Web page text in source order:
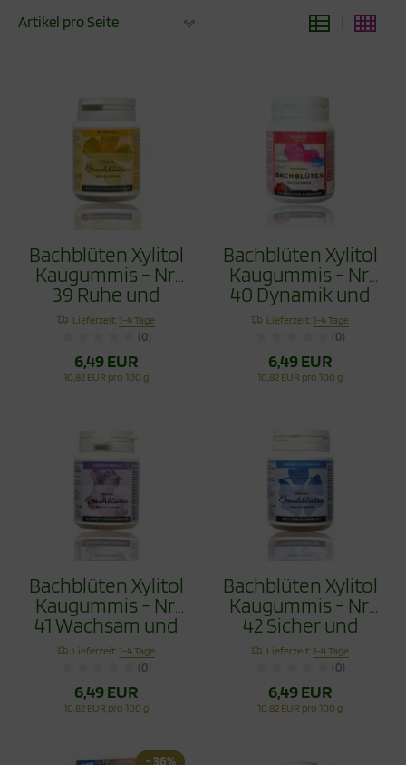
Artikel pro Seite
Bachblüten Xylitol
Kaugummis - Nr.
39 Ruhe und
Gelassenheit 60g
Lieferzeit:1-4 Tage
(0)
6,49 EUR
10,82 EUR pro 100 g
Bachblüten Xylitol
Kaugummis - Nr.
40 Dynamik und
Ausdauer 60g
Lieferzeit:1-4 Tage
(0)
6,49 EUR
10,82 EUR pro 100 g
Bachblüten Xylitol
Kaugummis - Nr.
41 Wachsam und
Beständig 60g
Lieferzeit:1-4 Tage
(0)
6,49 EUR
10,82 EUR pro 100 g
Bachblüten Xylitol
Kaugummis - Nr.
42 Sicher und
Überzeugt 60g
Lieferzeit:1-4 Tage
(0)
6,49 EUR
10,82 EUR pro 100 g